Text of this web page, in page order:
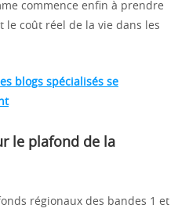
commence enfin à prendre
le coût réel de la vie dans les
blogs spécialisés se
le plafond de la
régionaux des bandes 1 et